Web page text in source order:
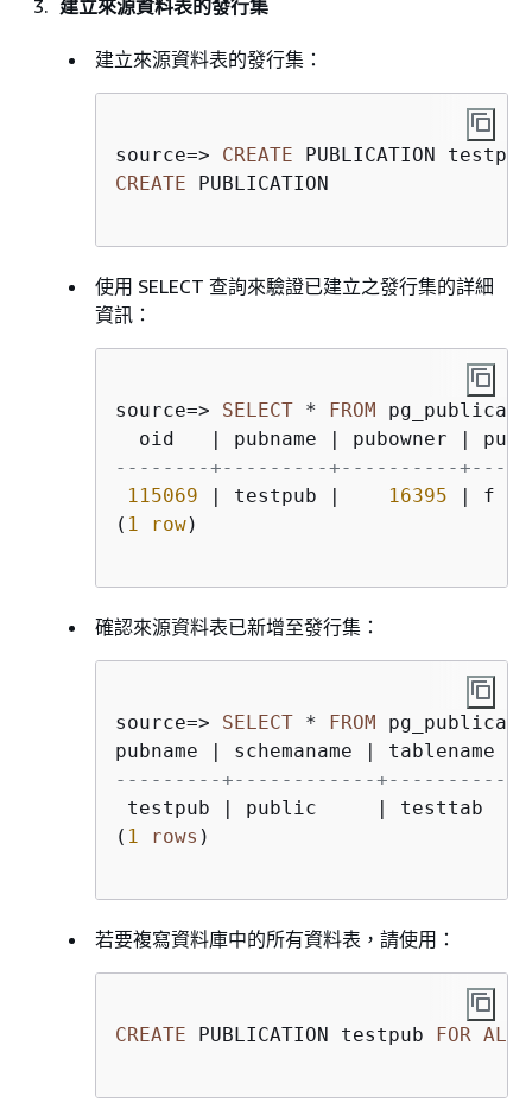
建立來源資料表的發行集
建立來源資料表的發行集：
source=> CREATE PUBLICATION
CREATE PUBLICATION
使用 SELECT 查詢來驗證已建立之發行集的詳細
資訊：
source=> SELECT * FROM
  oid
| pubname | pubowner |
--------+---------+----------
115069
| testpub | 16395 |
( 1 row)
確認來源資料表已新增至發行集：
source=> SELECT * FROM
pubname
| schemaname |
---------+------------+-----------
testpub
| public |
testtab
( 1 rows )
若要複寫資料庫中的所有資料表，請使用：
CREATE PUBLICATION testpub FOR ALL